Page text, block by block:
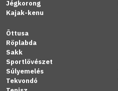
Jégkorong
Kajak-kenu
Öttusa
Röplabda
Sakk
Sportlövészet
Súlyemelés
Tekvondó